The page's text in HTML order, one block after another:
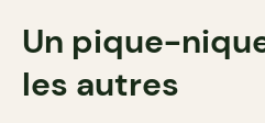
Un pique-
les autres